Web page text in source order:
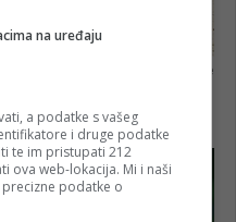
na uređaju
a podatke s vašeg
i druge podatke
te im pristupati 212
ova web-lokacija. Mi i naši
podatke o